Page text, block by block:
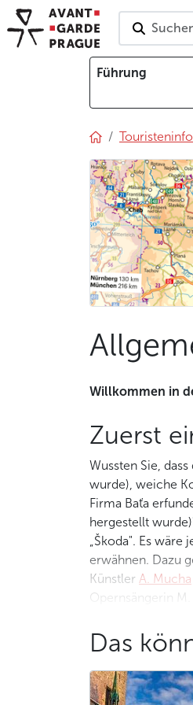
Führung
Willkommen in
Zuerst
Wussten Sie,
wurde), weiche
Firma Baťa
hergestellt
„Škoda". Es
erwähnen. Dazu
Künstler A. Mucha
Opernsängerin
Verdauungshilfe
allgegenwärtigen
viel zu bieten!
Das